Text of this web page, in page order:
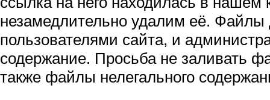
незамедлительно удалим её.
пользователями сайта, и
содержание. Просьба не заливать
также файлы нелегального